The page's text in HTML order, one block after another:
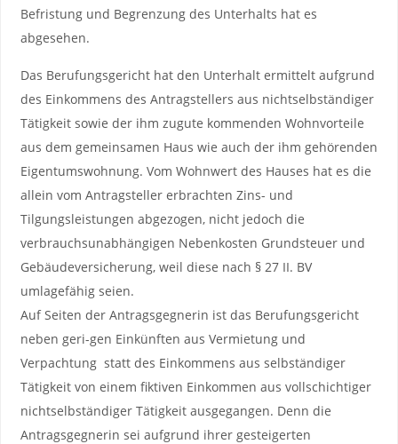
Befristung und Begrenzung des Unterhalts hat es
abgesehen.
Das Berufungsgericht hat den Unterhalt ermittelt aufgrund
des Einkommens des Antragstellers aus nichtselbständiger
Tätigkeit sowie der ihm zugute kommenden Wohnvorteile
aus dem gemeinsamen Haus wie auch der ihm gehörenden
Eigentumswohnung. Vom Wohnwert des Hauses hat es die
allein vom Antragsteller erbrachten Zins- und
Tilgungsleistungen abgezogen, nicht jedoch die
verbrauchsunabhängigen Nebenkosten Grundsteuer und
Gebäudeversicherung, weil diese nach § 27 II. BV
umlagefähig seien.
Auf Seiten der Antragsgegnerin ist das Berufungsgericht
neben geri-gen Einkünften aus Vermietung und
Verpachtung statt des Einkommens aus selbständiger
Tätigkeit von einem fiktiven Einkommen aus vollschichtiger
nichtselbständiger Tätigkeit ausgegangen. Denn die
Antragsgegnerin sei aufgrund ihrer gesteigerten